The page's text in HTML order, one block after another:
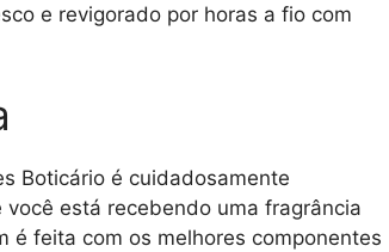
e revigorado por horas a fio com
Boticário é cuidadosamente
está recebendo uma fragrância
é feita com os melhores componentes